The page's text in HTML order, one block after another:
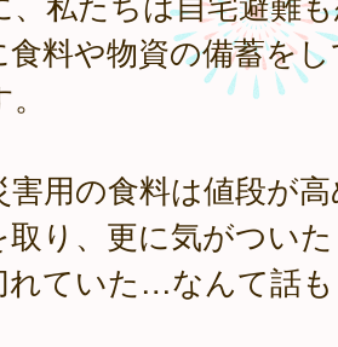
食料や物資の備蓄を
害用の食料は値段が
り、更に気がつい
れていた…なんて話